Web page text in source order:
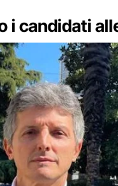
i candidati